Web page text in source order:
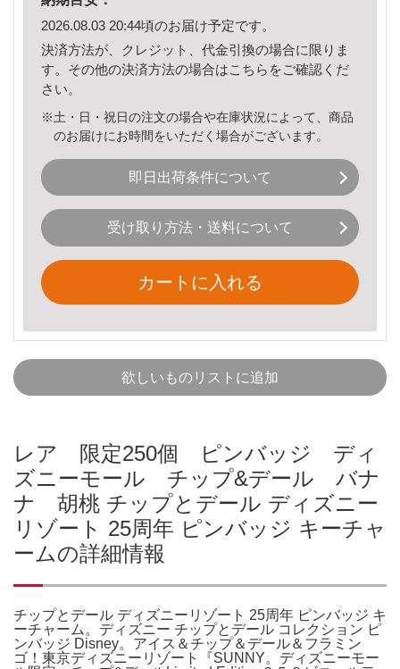
2026.08.03 20:44頃のお届け予定です。
決済方法が、クレジット、代金引換の場合に限りま
す。その他の決済方法の場合はこちら をご確認くだ
さい。
※土・日・祝日の注文の場合や在庫状況によって、商品
のお届けにお時間をいただく場合がございます。
即日出荷条件について
受け取り方法・送料について
カートに入れる
欲しいものリストに追加
レア 限定250個 ピンバッジ ディ
ズニーモール チップ&デール バナ
ナ 胡桃 チップとデール ディズニー
リゾート 25周年 ピンバッジ キーチャ
ームの詳細情報
チップとデール ディズニーリゾート 25周年 ピンバッジ キ
ーチャーム。ディズニー チップとデール コレクション ピ
ンバッジ Disney。アイス＆チップ＆デール＆フラミン
ゴ！東京ディズニーリゾート『SUNNY。ディズニーモー